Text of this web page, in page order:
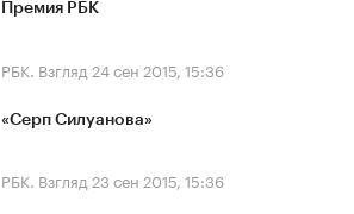
Премия РБК
РБК. Взгляд 24 сен 2015, 15:36
«Серп Силуанова»
РБК. Взгляд 23 сен 2015, 15:36